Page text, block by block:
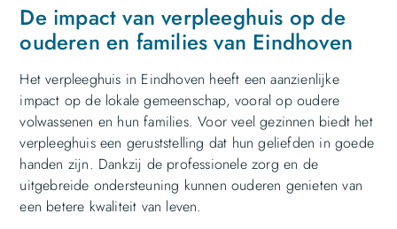
De impact van verpleeghuis op de
ouderen en families van Eindhoven
Het verpleeghuis in Eindhoven heeft een aanzienlijke
impact op de lokale gemeenschap, vooral op oudere
volwassenen en hun families. Voor veel gezinnen biedt het
verpleeghuis een geruststelling dat hun geliefden in goede
handen zijn. Dankzij de professionele zorg en de
uitgebreide ondersteuning kunnen ouderen genieten van
een betere kwaliteit van leven.